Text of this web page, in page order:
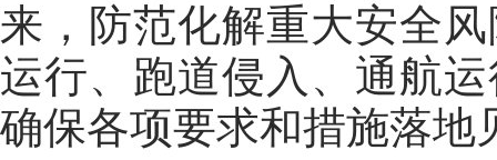
来，防范化解重大安全
运行、跑道侵入、通航
确保各项要求和措施落地